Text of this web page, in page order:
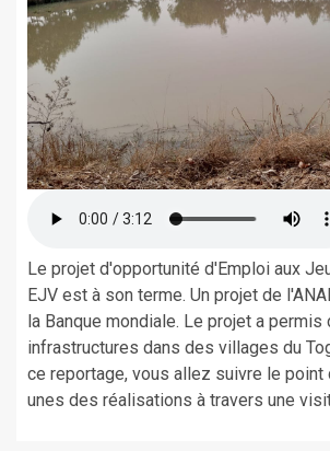
Le projet d'opportunité d'Emploi aux
EJV est à son terme. Un projet de
la Banque mondiale. Le projet a
infrastructures dans des villages du
ce reportage, vous allez suivre le point
unes des réalisations à travers une